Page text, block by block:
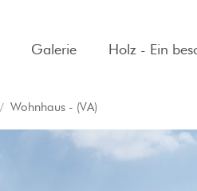
Galerie Holz - Ein
Wohnhaus - (VA)